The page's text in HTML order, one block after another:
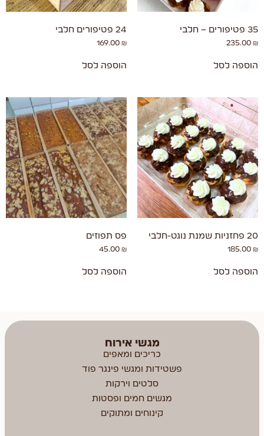
35 פטיפורים – חלבי
235.00 ₪
הוספה לסל
24 פטיפורים חלבי
169.00₪
הוספה לסל
20 פחזניות שמנת נוגט-חלבי
185.00 ₪
הוספה לסל
פס תפוזים
45.00₪
הוספה לסל
מגשי אירוח
כריכים ומאפים
פשטידות ומגשי פינגר פוד
סלטים וירקות
מגשים חמים ופסטות
קינוחים ומתוקים